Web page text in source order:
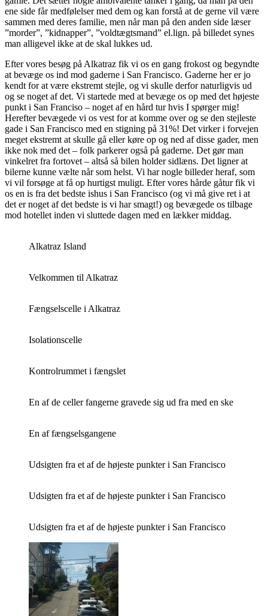
ene side får medfølelser med dem og kan forstå at de gerne vil være
sammen med deres familie, men når man på den anden side læser
”morder”, ”kidnapper”, ”voldtægtsmand” el.lign. på billedet synes
man alligevel ikke at de skal lukkes ud.
Efter vores besøg på Alkatraz fik vi os en gang frokost og begyndte
at bevæge os ind mod gaderne i San Francisco. Gaderne her er jo
kendt for at være ekstremt stejle, og vi skulle derfor naturligvis ud
og se noget af det. Vi startede med at bevæge os op med det højeste
punkt i San Franciso – noget af en hård tur hvis I spørger mig!
Herefter bevægede vi os vest for at komme over og se den stejleste
gade i San Francisco med en stigning på 31%! Det virker i forvejen
meget ekstremt at skulle gå eller køre op og ned af disse gader, men
ikke nok med det – folk parkerer også på gaderne. Det gør man
vinkelret fra fortovet – altså så bilen holder sidlæns. Det ligner at
bilerne kunne vælte når som helst. Vi har nogle billeder heraf, som
vi vil forsøge at få op hurtigst muligt. Efter vores hårde gåtur fik vi
os en is fra det bedste ishus i San Francisco (og vi må give ret i at
det er noget af det bedste is vi har smagt!) og bevægede os tilbage
mod hotellet inden vi sluttede dagen med en lækker middag.
Alkatraz Island
Velkommen til Alkatraz
Fængselscelle i Alkatraz
Isolationscelle
Kontrolrummet i fængslet
En af de celler fangerne gravede sig ud fra med en ske
En af fængselsgangene
Udsigten fra et af de højeste punkter i San Francisco
Udsigten fra et af de højeste punkter i San Francisco
Udsigten fra et af de højeste punkter i San Francisco